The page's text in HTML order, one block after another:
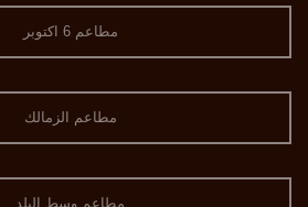
مطاعم 6 اكتوبر
مطاعم الزمالك
مطاعم وسط البلد